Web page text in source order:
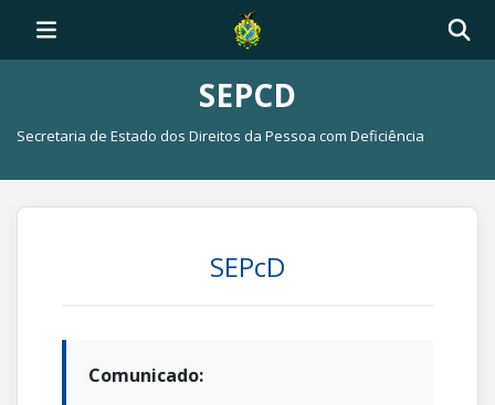
SEPCD
Secretaria de Estado dos Direitos da Pessoa com Deficiência
SEPcD
Comunicado: